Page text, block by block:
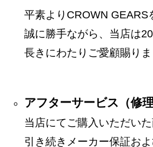
平素よりCROWN GEARS
誠に勝手ながら、当店は
長きにわたりご愛顧賜り
アフターサービス（修
当店にてご購入いただい
引き続きメーカー保証お